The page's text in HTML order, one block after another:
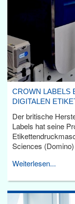
CROWN LABELS
DIGITALEN
Der britische
Labels hat seine
Sciences
Weiterlesen...